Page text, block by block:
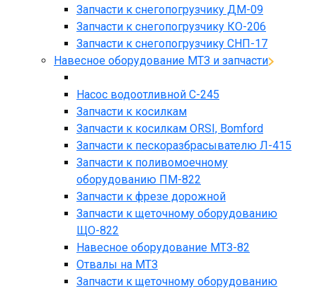
Запчасти к снегопогрузчику ДМ-09
Запчасти к снегопогрузчику КО-206
Запчасти к снегопогрузчику СНП-17
Навесное оборудование МТЗ и запчасти
Насос водоотливной С-245
Запчасти к косилкам
Запчасти к косилкам ORSI, Bomford
Запчасти к пескоразбрасывателю Л-415
Запчасти к поливомоечному
оборудованию ПМ-822
Запчасти к фрезе дорожной
Запчасти к щеточному оборудованию
ЩО-822
Навесное оборудование МТЗ-82
Отвалы на МТЗ
Запчасти к щеточному оборудованию